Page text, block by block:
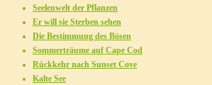
Seelenwelt der Pflanzen
Er will sie Sterben sehen
Die Bestimmung des Bösen
Sommerträume auf Cape Cod
Rückkehr nach Sunset Cove
Kalte See